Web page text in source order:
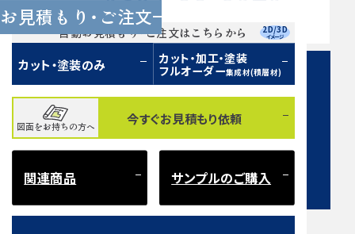
お見積もり・ご注文
自動お見積もり・ご注文はこちらから
カット・塗装のみ
カット・加工・塗装
フルオーダー集成材(積層材)
2D/3D
イメージ
図面をお持ちの方へ 今すぐお見積もり依頼
関連商品 サンプルのご購入
Tel.
営業時間 9:00〜17:00（土日祝 定休）
お問い合わせフォーム